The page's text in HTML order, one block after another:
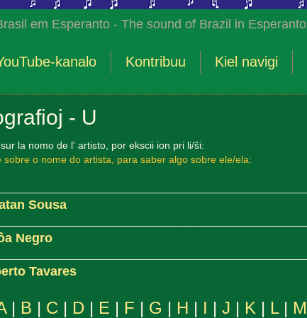
em Esperanto - The sound of Brazil in Esperanto
kanalo Kontribuu Kiel navigi
- U
sur la nomo de l' artisto, por ekscii ion pri li/ŝi:
sobre o nome do artista, para saber algo sobre ele/ela:
Sousa
Negro
Tavares
| B | C | D| E | F | G | H | I | J | K | L| M